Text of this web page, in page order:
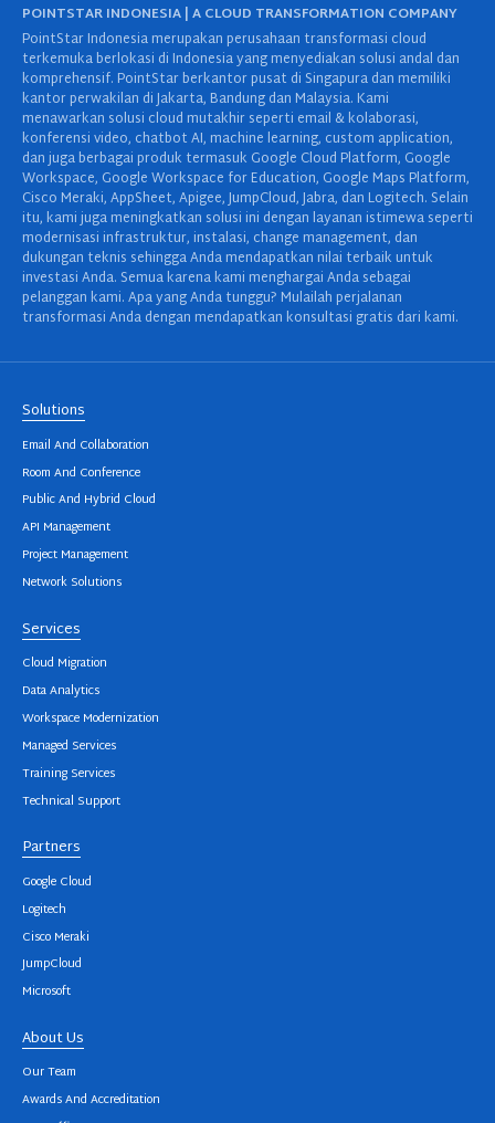
POINTSTAR INDONESIA | A CLOUD TRANSFORMATION COMPANY
PointStar Indonesia merupakan perusahaan transformasi cloud
terkemuka berlokasi di Indonesia yang menyediakan solusi andal dan
komprehensif. PointStar berkantor pusat di Singapura dan memiliki
kantor perwakilan di Jakarta, Bandung dan Malaysia. Kami
menawarkan solusi cloud mutakhir seperti email & kolaborasi,
konferensi video, chatbot AI, machine learning, custom application,
dan juga berbagai produk termasuk Google Cloud Platform, Google
Workspace, Google Workspace for Education, Google Maps Platform,
Cisco Meraki, AppSheet, Apigee, JumpCloud, Jabra, dan Logitech. Selain
itu, kami juga meningkatkan solusi ini dengan layanan istimewa seperti
modernisasi infrastruktur, instalasi, change management, dan
dukungan teknis sehingga Anda mendapatkan nilai terbaik untuk
investasi Anda. Semua karena kami menghargai Anda sebagai
pelanggan kami. Apa yang Anda tunggu? Mulailah perjalanan
transformasi Anda dengan mendapatkan konsultasi gratis dari kami.
Solutions
Email And Collaboration
Room And Conference
Public And Hybrid Cloud
API Management
Project Management
Network Solutions
Services
Cloud Migration
Data Analytics
Workspace Modernization
Managed Services
Training Services
Technical Support
Partners
Google Cloud
Logitech
Cisco Meraki
JumpCloud
Microsoft
About Us
Our Team
Awards And Accreditation